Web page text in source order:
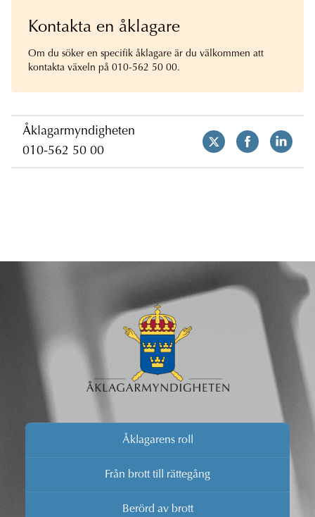
Kontakta en åklagare
Om du söker en specifik åklagare är du välkommen att
kontakta växeln på 010-562 50 00.
Åklagarmyndigheten
010-562 50 00
Åklagarens roll
Från brott till rättegång
Berörd av brott